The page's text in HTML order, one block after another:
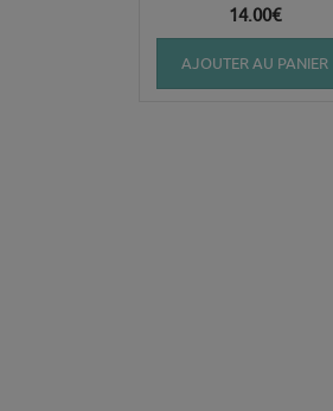
14.00€
AJOUTER AU PANIER